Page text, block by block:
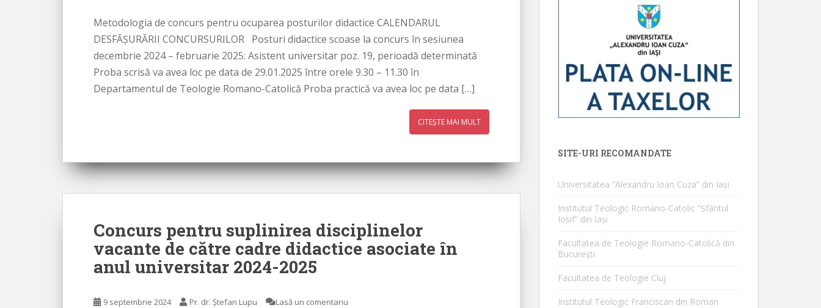
Metodologia de concurs pentru ocuparea posturilor didactice CALENDARUL
DESFĂȘURĂRII CONCURSURILOR Posturi didactice scoase la concurs în sesiunea
decembrie 2024 – februarie 2025: Asistent universitar poz. 19, perioadă determinată
Proba scrisă va avea loc pe data de 29.01.2025 între orele 9.30 – 11.30 în
Departamentul de Teologie Romano-Catolică Proba practică va avea loc pe data […]
CITEȘTE MAI MULT
Concurs pentru suplinirea disciplinelor
vacante de către cadre didactice asociate în
anul universitar 2024-2025
9 septembrie 2024 Pr. dr. Ștefan Lupu Lasă un comentariu
SITE-URI RECOMANDATE
Universitatea ”Alexandru Ioan Cuza” din Iaşi
Institutul Teologic Romano-Catolic ”Sfântul
Iosif” din Iaşi
Facultatea de Teologie Romano-Catolică din
Bucureşti
Facultatea de Teologie Cluj
Institutul Teologic Franciscan din Roman